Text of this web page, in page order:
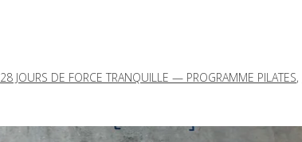
28 JOURS DE FORCE TRANQUILLE — PROGRAMME PILATES,